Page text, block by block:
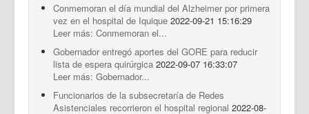
Conmemoran el día mundial del Alzheimer por primera
vez en el hospital de Iquique 2022-09-21 15:16:29
Leer más: Conmemoran el...
Gobernador entregó aportes del GORE para reducir
lista de espera quirúrgica 2022-09-07 16:33:07
Leer más: Gobernador...
Funcionarios de la subsecretaría de Redes
Asistenciales recorrieron el hospital regional 2022-08-